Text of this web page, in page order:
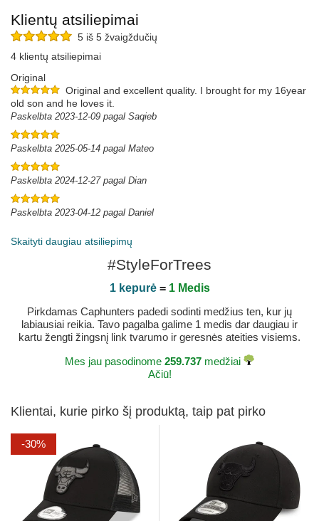
Klientų atsiliepimai
5 iš 5 žvaigždučių
4 klientų atsiliepimai
Original
Original and excellent quality. I brought for my 16year
old son and he loves it.
Paskelbta 2023-12-09 pagal Saqieb
Paskelbta 2025-05-14 pagal Mateo
Paskelbta 2024-12-27 pagal Dian
Paskelbta 2023-04-12 pagal Daniel
Skaityti daugiau atsiliepimų
#StyleForTrees
1 kepurė= 1 Medis
Pirkdamas Caphunters padedi sodinti medžius ten, kur jų
labiausiai reikia. Tavo pagalba galime 1 medis dar daugiau ir
kartu žengti žingsnį link tvarumo ir geresnės ateities visiems.
Mes jau pasodinome 259.737 medžiai
Ačiū!
Klientai, kurie pirko šį produktą, taip pat pirko
-30%